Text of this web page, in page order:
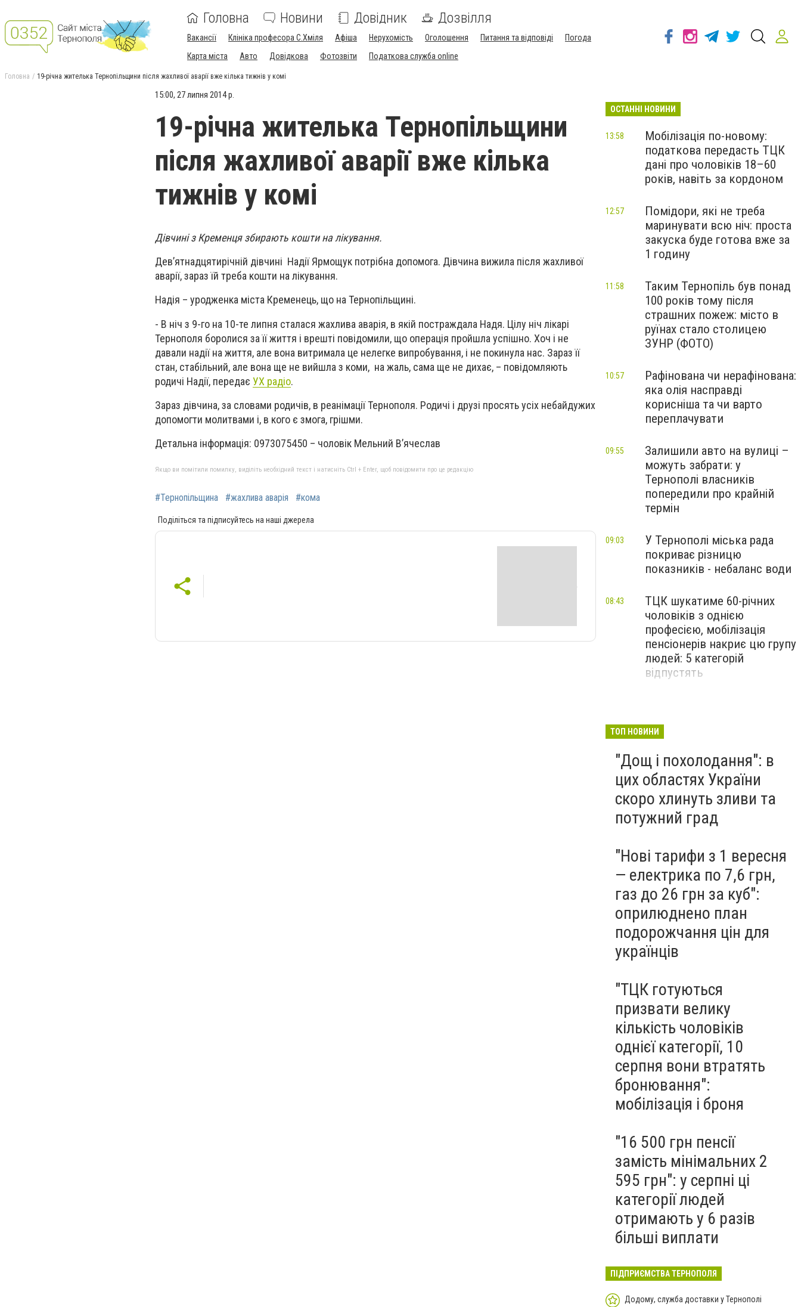
Головна Новини Довідник Дозвілля
Вакансії Клініка професора С.Хміля Афіша Нерухомість Оголошення Питання та відповіді
Погода
Карта міста
Авто Довідкова Фотозвіти Податкова служба online
Головна 19-річна жителька Тернопільщини після жахливої аварії вже кілька тижнів у комі
15:00, 27 липня 2014 р.
19-річна жителька Тернопільщини
після жахливої аварії вже кілька
тижнів у комі
Дівчині з Кременця збирають кошти на лікування.
Дев’ятнадцятирічній дівчині Надії Ярмощук потрібна допомога. Дівчина вижила після жахливої
аварії, зараз їй треба кошти на лікування.
Надія – уродженка міста Кременець, що на Тернопільщині.
- В ніч з 9-го на 10-те липня сталася жахлива аварія, в якій постраждала Надя. Цілу ніч лікарі
Тернополя боролися за її життя і врешті повідомили, що операція пройшла успішно. Хоч і не
давали надії на життя, але вона витримала це нелегке випробування, і не покинула нас. Зараз її
стан, стабільний, але вона ще не вийшла з коми, на жаль, сама ще не дихає, – повідомляють
родичі Надії, передає УХ радіо.
Зараз дівчина, за словами родичів, в реанімації Тернополя. Родичі і друзі просять усіх небайдужих
допомогти молитвами і, в кого є змога, грішми.
Детальна інформація: 0973075450 – чоловік Мельний В’ячеслав
Якщо ви помітили помилку, виділіть необхідний текст і натисніть Ctrl + Enter, щоб повідомити про це редакцію
#Тернопільщина #жахлива аварія #кома
Поділіться та підписуйтесь на наші джерела
ОСТАННІ НОВИНИ
Мобілізація по-новому:
податкова передасть ТЦК
дані про чоловіків 18–60
років, навіть за кордоном
13:58
Помідори, які не треба
маринувати всю ніч: проста
закуска буде готова вже за
1 годину
12:57
Таким Тернопіль був понад
100 років тому після
страшних пожеж: місто в
руїнах стало столицею
ЗУНР (ФОТО)
11:58
Рафінована чи нерафінована:
яка олія насправді
корисніша та чи варто
переплачувати
10:57
Залишили авто на вулиці –
можуть забрати: у
Тернополі власників
попередили про крайній
термін
09:55
У Тернополі міська рада
покриває різницю
показників - небаланс води
09:03
ТЦК шукатиме 60-річних
чоловіків з однією
професією, мобілізація
пенсіонерів накриє цю групу
людей: 5 категорій
відпустять
08:43
яких вдарять дощі та
ТОП НОВИНИ
"Дощ і похолодання": в
цих областях України
скоро хлинуть зливи та
потужний град
"Нові тарифи з 1 вересня
— електрика по 7,6 грн,
газ до 26 грн за куб":
оприлюднено план
подорожчання цін для
українців
"ТЦК готуються
призвати велику
кількість чоловіків
однієї категорії, 10
серпня вони втратять
бронювання":
мобілізація і броня
"16 500 грн пенсії
замість мінімальних 2
595 грн": у серпні ці
категорії людей
отримають у 6 разів
більші виплати
ПІДПРИЄМСТВА ТЕРНОПОЛЯ
Додому, служба доставки у Тернополі